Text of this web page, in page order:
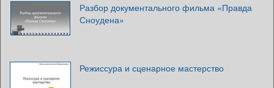
Разбор документального фильма «Правда
Сноудена»
Режиссура и сценарное мастерство